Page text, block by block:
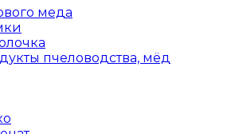
меда
пчеловодства, мёд